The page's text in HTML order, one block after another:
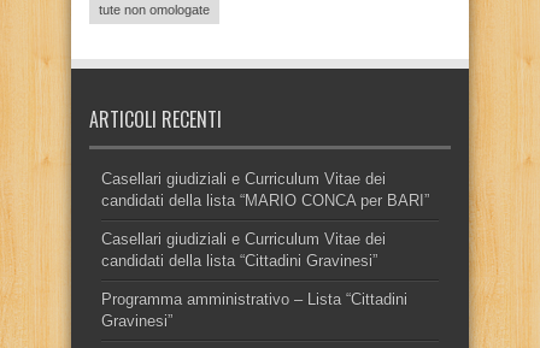
tute non omologate
ARTICOLI RECENTI
Casellari giudiziali e Curriculum Vitae dei
candidati della lista “MARIO CONCA per BARI”
Casellari giudiziali e Curriculum Vitae dei
candidati della lista “Cittadini Gravinesi”
Programma amministrativo – Lista “Cittadini
Gravinesi”